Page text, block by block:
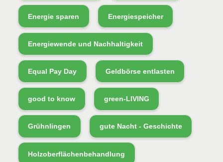
Energie sparen Energiespeicher
Energiewende und Nachhaltigkeit
Equal Pay Day Geldbörse entlasten
good to know green-LIVING
Grühnlingen gute Nacht - Geschichte
Holzoberflächenbehandlung